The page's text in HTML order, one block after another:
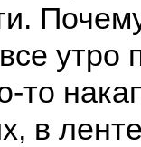
утро
то
в